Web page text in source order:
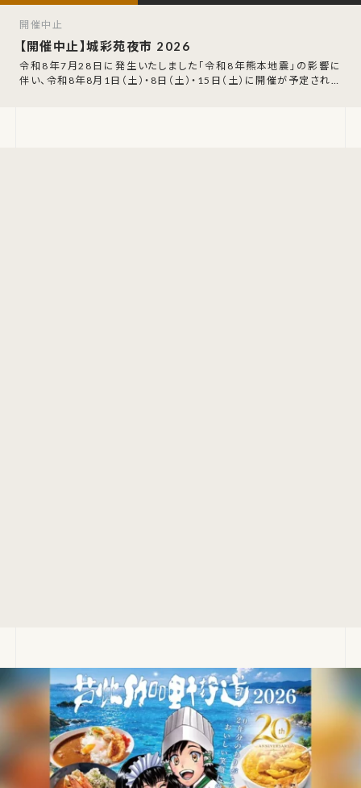
【開催中止】城彩苑夜市 2026
令和8年7月28日に発生いたしました「令和8年熊本地震」の影響に
伴い、令和8年8月1日（土）・8日（土）・15日（土）に開催が予定されて
開催中止